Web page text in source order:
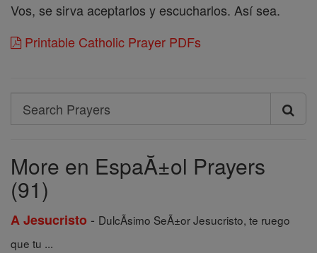
Vos, se sirva aceptarlos y escucharlos. Así sea.
Printable Catholic Prayer PDFs
Search
Search
More en EspaĂ±ol Prayers
(91)
A Jesucristo - DulcÃ­simo SeÃ±or Jesucristo, te ruego
que tu ...